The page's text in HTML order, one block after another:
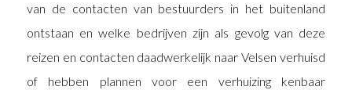
van de contacten van bestuurders in het buitenland
ontstaan en welke bedrijven zijn als gevolg van deze
reizen en contacten daadwerkelijk naar Velsen verhuisd
of hebben plannen voor een verhuizing kenbaar